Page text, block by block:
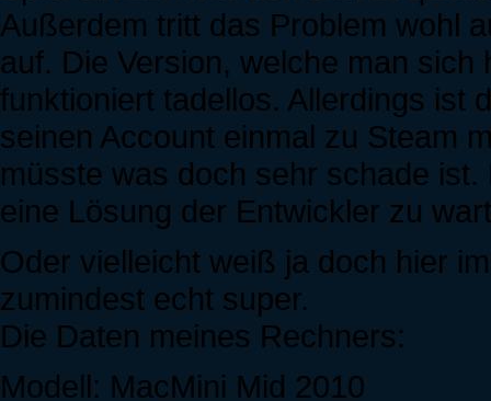
Außerdem tritt das Problem wohl
auf. Die Version, welche man
funktioniert tadellos. Allerdings ist
seinen Account einmal zu Steam
müsste was doch sehr schade
eine Lösung der Entwickler zu
Oder vielleicht weiß ja doch hier
zumindest echt super.
Die Daten meines Rechners:
Modell: MacMini Mid 2010